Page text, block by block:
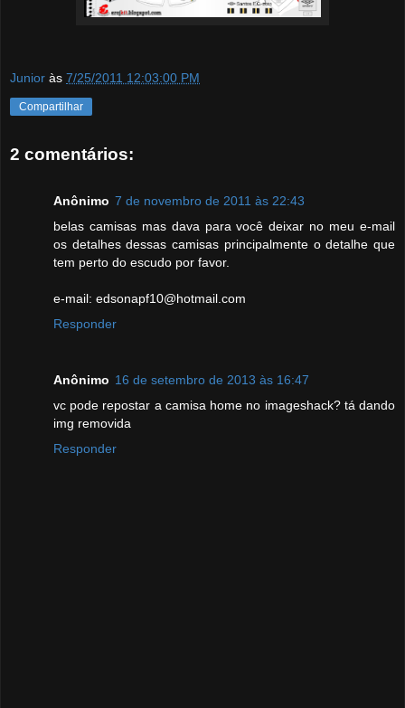
Junior às 7/25/2011 12:03:00 PM
Compartilhar
2 comentários:
Anônimo 7 de novembro de 2011 às 22:43
belas camisas mas dava para você deixar no meu e-mail
os detalhes dessas camisas principalmente o detalhe que
tem perto do escudo por favor.
e-mail: edsonapf10@hotmail.com
Responder
Anônimo 16 de setembro de 2013 às 16:47
vc pode repostar a camisa home no imageshack? tá dando
img removida
Responder